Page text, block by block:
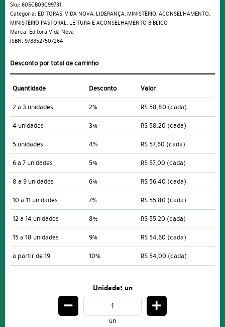
Sku: 605CB09C99731
Categoria: EDITORAS,VIDA NOVA, LIDERANÇA, MINISTÉRIO,ACONSELHAMENTO,
MINISTÉRIO PASTORAL, LEITURA E ACONSELHAMENTO BÍBLICO
Marca: Editora Vida Nova
ISBN: 9788527507264
Desconto por total de carrinho
Quantidade Desconto
Valor
2 a 3 unidades
2% R$ 58,80 (cada)
4 unidades
3% R$ 58,20 (cada)
5 unidades
4% R$ 57,60 (cada)
6 a 7 unidades
5% R$ 57,00 (cada)
8 a 9 unidades
6% R$ 56,40 (cada)
10 a 11 unidades
7% R$ 55,80 (cada)
12 a 14 unidades
8% R$ 55,20 (cada)
15 a 18 unidades
9% R$ 54,60 (cada)
a partir de 19
10% R$ 54,00 (cada)
Unidade: un
un